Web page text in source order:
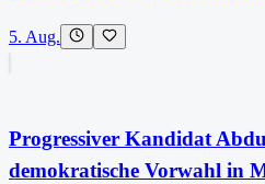
5. Aug.
Progressiver Kandidat
demokratische Vorwahl in